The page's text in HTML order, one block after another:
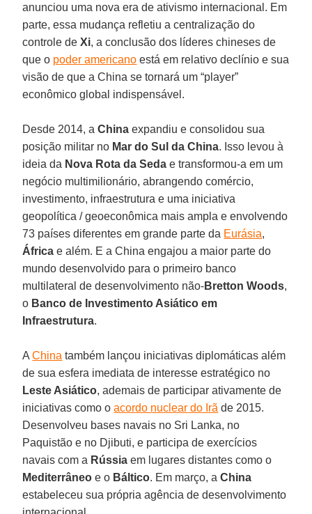
anunciou uma nova era de ativismo internacional. Em
parte, essa mudança refletiu a centralização do
controle deXi, a conclusão dos líderes chineses de
que o poder americano está em relativo declínio e sua
visão de que a China se tornará um “player”
econômico global indispensável.
Desde 2014, aChina expandiu e consolidou sua
posição militar no Mar do Sul da China. Isso levou à
ideia da Nova Rota da Seda e transformou-a em um
negócio multimilionário, abrangendo comércio,
investimento, infraestrutura e uma iniciativa
geopolítica / geoeconômica mais ampla e envolvendo
73 países diferentes em grande parte da Eurásia,
África e além. E a China engajou a maior parte do
mundo desenvolvido para o primeiro banco
multilateral de desenvolvimento não-Bretton Woods,
o Banco de Investimento Asiático em
Infraestrutura.
AChina também lançou iniciativas diplomáticas além
de sua esfera imediata de interesse estratégico no
Leste Asiático, ademais de participar ativamente de
iniciativas como oacordo nuclear do Irã de 2015.
Desenvolveu bases navais no Sri Lanka, no
Paquistão e no Djibuti, e participa de exercícios
navais com a Rússia em lugares distantes como o
Mediterrâneo e o Báltico. Em março, aChina
estabeleceu sua própria agência de desenvolvimento